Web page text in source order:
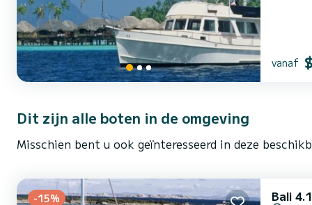
vanaf
Dit zijn alle boten in de omgeving
Misschien bent u ook geïnteresseerd in deze
-15% Bali 4.1